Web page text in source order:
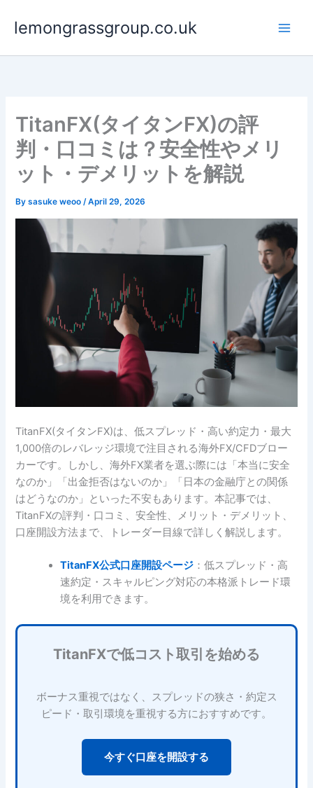
lemongrassgroup.co.uk
TitanFX(タイタンFX)の評
判・口コミは？安全性やメリ
ット・デメリットを解説
Bysasuke weoo/April 29, 2026
TitanFX(タイタンFX)は、低スプレッド・高い約定力・最大
1,000倍のレバレッジ環境で注目される海外FX/CFDブロー
カーです。しかし、海外FX業者を選ぶ際には「本当に安全
なのか」「出金拒否はないのか」「日本の金融庁との関係
はどうなのか」といった不安もあります。本記事では、
TitanFXの評判・口コミ、安全性、メリット・デメリット、
口座開設方法まで、トレーダー目線で詳しく解説します。
TitanFX公式口座開設ページ ：低スプレッド・高
速約定・スキャルピング対応の本格派トレード環
境を利用できます。
TitanFXで低コスト取引を始める
ボーナス重視ではなく、スプレッドの狭さ・約定ス
ピード・取引環境を重視する方におすすめです。
今すぐ口座を開設する